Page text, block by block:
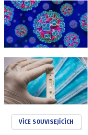
VÍCE SOUVISEJÍCÍCH